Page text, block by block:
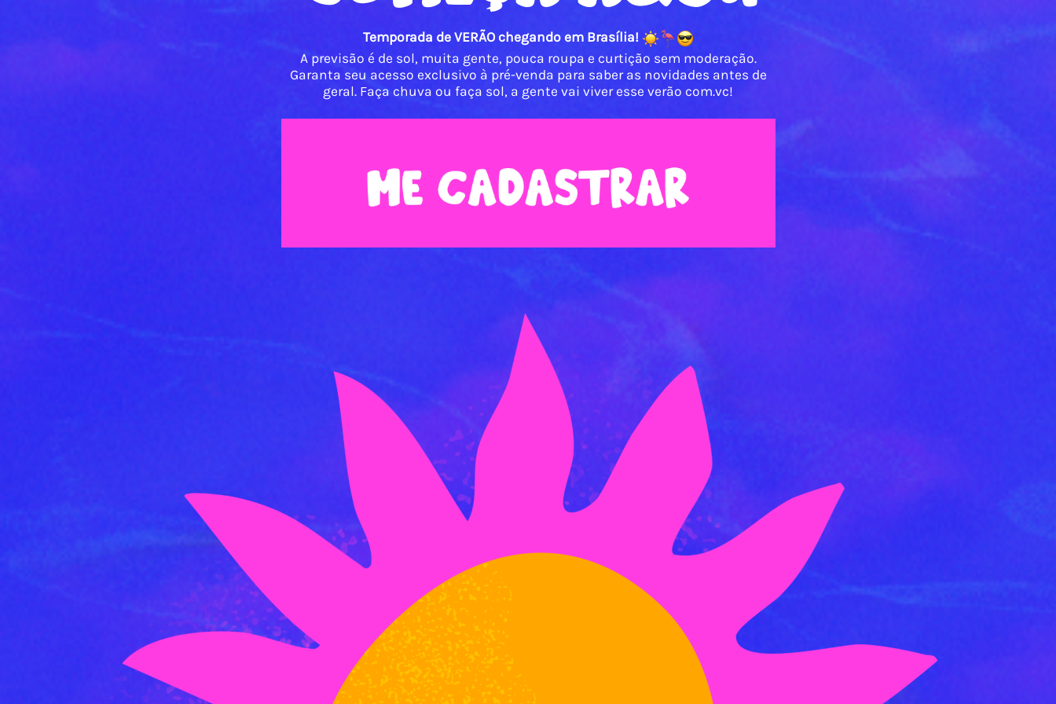
Temporada de VERÃO chegando em Brasília!
A previsão é de sol, muita gente, pouca roupa e curtição sem moderação.
Garanta seu acesso exclusivo à pré-venda para saber as novidades antes de
geral. Faça chuva ou faça sol, a gente vai viver esse verão com.vc!